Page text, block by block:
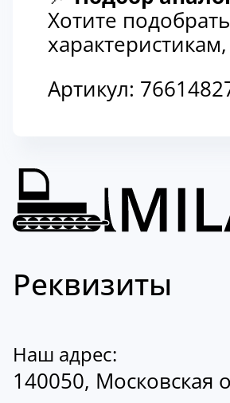
Хотите
Артикул:
Реквизиты
Наш адрес:
140050, Московская